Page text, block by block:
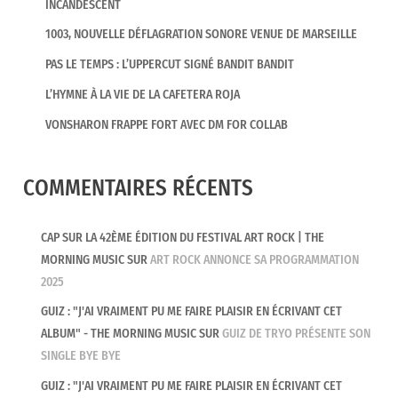
Pileos: Le plus dur c’est d’accepter que ça ne l’est
jamais. C’est une décision purement arbitraire
quand on est en studio et qu’on se dit qu’il faut
proposer une expérience qui est différente pour
viennent pas juste écouter l’EP sur des grosses
enceintes. C’est ça qui est un peu magique dans la
musique, c’est de pouvoir chanter une chanson dix
ans plus tard et de pouvoir offrir d’autres versions.
A la fois, il y a cette dimension éternelle dans le
fait de mettre une chanson sur un support
physique pour que les gens puissent l’écouter
INCANDESCENT
1003, NOUVELLE DÉFLAGRATION SONORE VENUE DE MARSEILLE
PAS LE TEMPS : L’UPPERCUT SIGNÉ BANDIT BANDIT
L’HYMNE À LA VIE DE LA CAFETERA ROJA
VONSHARON FRAPPE FORT AVEC DM FOR COLLAB
COMMENTAIRES RÉCENTS
CAP SUR LA 42ÈME ÉDITION DU FESTIVAL ART ROCK | THE
MORNING MUSICSURART ROCK ANNONCE SA PROGRAMMATION
2025
GUIZ : "J'AI VRAIMENT PU ME FAIRE PLAISIR EN ÉCRIVANT CET
ALBUM" - THE MORNING MUSICSURGUIZ DE TRYO PRÉSENTE SON
SINGLE BYE BYE
GUIZ : "J'AI VRAIMENT PU ME FAIRE PLAISIR EN ÉCRIVANT CET